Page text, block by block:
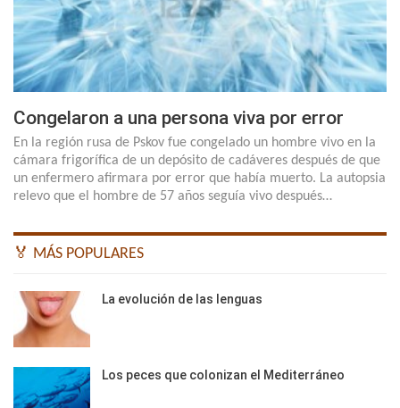
Congelaron a una persona viva por error
En la región rusa de Pskov fue congelado un hombre vivo en la
cámara frigorífica de un depósito de cadáveres después de que
un enfermero afirmara por error que había muerto. La autopsia
relevo que el hombre de 57 años seguía vivo después…
🏅 MÁS POPULARES
La evolución de las lenguas
Los peces que colonizan el Mediterráneo